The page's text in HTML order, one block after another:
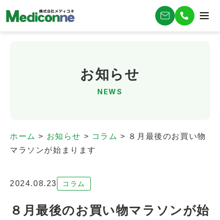
お知らせ
NEWS
ホーム > お知らせ > コラム > ８月最後のお買い物
マラソンが始まります
2024.08.23 コラム
８月最後のお買い物マラソンが始